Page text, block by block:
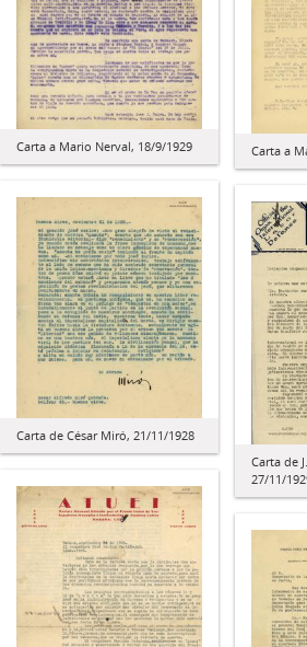
Carta a Mario Nerval, 18/9/1929 Carta a
Carta de César Miró, 21/11/1928
Carta de
27/11/